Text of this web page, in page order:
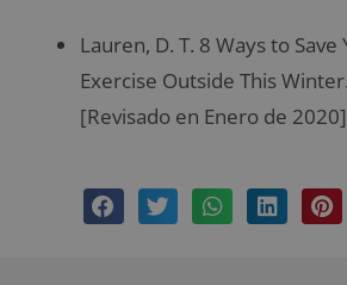
Lauren, D. T. 8 Ways to Save
Exercise Outside This
[Revisado en Enero de